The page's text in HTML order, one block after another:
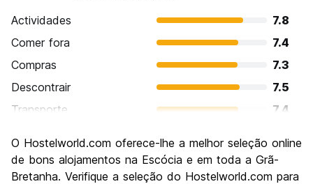
Actividades
7.8
Comer fora
7.4
Compras
7.3
Descontrair
7.5
Transporte
7.4
Cultura
7.6
Festas / vida noturna
6.5
O Hostelworld.com oferece-lhe a melhor seleção online
de bons alojamentos na Escócia e em toda a Grã-
Bretanha. Verifique a seleção do Hostelworld.com para